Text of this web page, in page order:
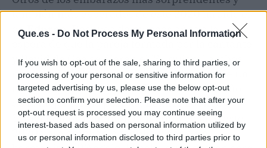
Que.es - Do Not Process My Personal Information
If you wish to opt-out of the sale, sharing to third parties, or
processing of your personal or sensitive information for
targeted advertising by us, please use the below opt-out
section to confirm your selection. Please note that after your
opt-out request is processed you may continue seeing
interest-based ads based on personal information utilized by
us or personal information disclosed to third parties prior to
también más esperados de este 2020 ha sido el
deEdurne.Después de muchos años a la
y David de Gea se dieran el 'Sí, quiero', ambos
nos han dado la feliz noticia de la llegada de un
miembro más a la familia.Despidiendo el año
de la mejor forma posible, Beatriz Luengo y
Yotuel Romero también han aprovechado este
2020 para ampliar la familia y darle un